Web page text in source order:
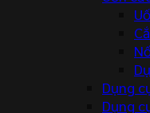
Dụng
Dụng